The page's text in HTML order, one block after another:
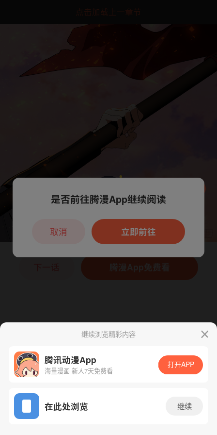
点击加载上一章节
App免费看
腾漫App免费看
继续浏览精彩内容
腾讯动漫App
海量漫画 新人7天免费看
打开APP
在此处浏览 继续
本章节仅支持App阅读，可打开App新用
户7天免费看
是否前往腾漫App继续阅读
立即前往
取消